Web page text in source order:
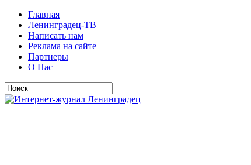
Главная
Ленинградец-ТВ
Написать нам
Реклама на сайте
Партнеры
О Нас